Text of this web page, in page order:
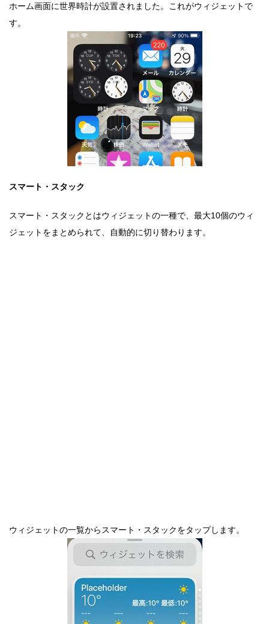
ホーム画面に世界時計が設置されました。これがウィジェットで
す。
スマート・スタック
スマート・スタックとはウィジェットの一種で、最大10個のウィ
ジェットをまとめられて、自動的に切り替わります。
ウィジェットの一覧からスマート・スタックをタップします。